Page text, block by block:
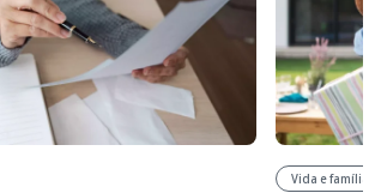
Vida e família